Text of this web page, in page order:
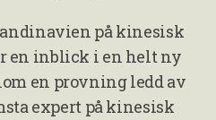
på kinesisk
en inblick i en helt ny
en provning ledd av
expert på kinesisk